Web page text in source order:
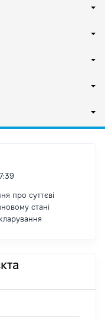
про суттєві
стані